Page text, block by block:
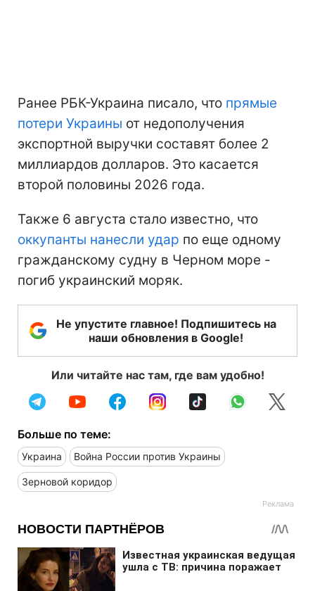
Ранее РБК-Украина писало, что прямые
потери Украины от недополучения
экспортной выручки составят более 2
миллиардов долларов. Это касается
второй половины 2026 года.
Также 6 августа стало известно, что
оккупанты нанесли удар по еще одному
гражданскому судну в Черном море -
погиб украинский моряк.
Не упустите главное! Подпишитесь на
наши обновления в Google!
Или читайте нас там, где вам удобно!
Больше по теме:
Украина Война России против Украины
Зерновой коридор